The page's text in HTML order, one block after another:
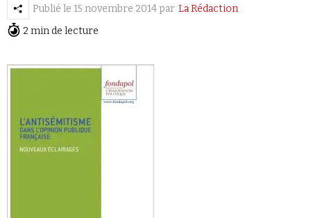
Newsletter
Se connecter
Publié le 15 novembre 2014 par La Rédaction
2 min de lecture